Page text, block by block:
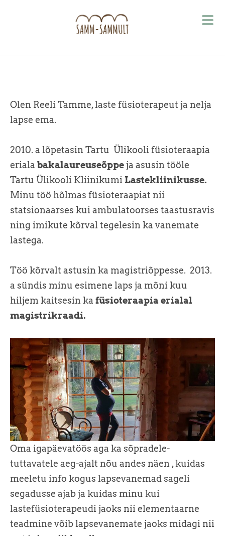
Olen Reeli Tamme, laste füsioterapeut ja nelja
lapse ema.
2010. a lõpetasin Tartu Ülikooli füsioteraapia
eriala bakalaureuseõppeja asusin tööle
Tartu Ülikooli Kliinikumi Lastekliinikusse.
Minu töö hõlmas füsioteraapiat nii
statsionaarses kui ambulatoorses taastusravis
ning imikute kõrval tegelesin ka vanemate
lastega.
Töö kõrvalt astusin ka magistriõppesse. 2013.
a sündis minu esimene laps ja mõni kuu
hiljem kaitsesin ka füsioteraapia erialal
magistrikraadi.
Oma igapäevatöös aga ka sõpradele-
tuttavatele aeg-ajalt nõu andes näen , kuidas
meeletu info kogus lapsevanemad sageli
segadusse ajab ja kuidas minu kui
lastefüsioterapeudi jaoks nii elementaarne
teadmine võib lapsevanemate jaoks midagi nii